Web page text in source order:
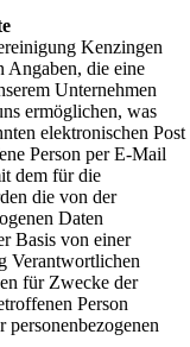
Kenzingen
Angaben, die eine
Unternehmen
ermöglichen, was
elektronischen Post
Person per E-Mail
dem für die
die von der
Daten
Basis von einer
Verantwortlichen
für Zwecke der
Person
personenbezogenen